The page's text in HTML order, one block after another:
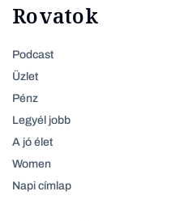
Rovatok
Podcast
Üzlet
Pénz
Legyél jobb
A jó élet
Women
Napi címlap